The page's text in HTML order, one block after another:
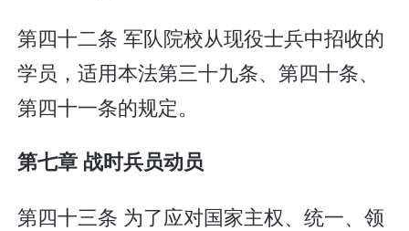
第四十二条 军队院校从现役士兵中招收的
学员，适用本法第三十九条、第四十条、
第四十一条的规定。
第七章 战时兵员动员
第四十三条 为了应对国家主权、统一、领